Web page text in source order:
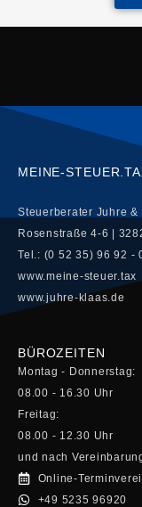
MEINE-
Steuerberater Juhre &
Rosenstraße 4-6 |
Tel.: (0 52 35) 96 92 -
www.meine-steuer.tax
www.juhre-klaas.de
BÜROZEITEN
Montag - Donnerstag:
08.00 - 16.30 Uhr
Freitag:
08.00 - 12.30 Uhr
und nach
Online-
+49 5235 96920